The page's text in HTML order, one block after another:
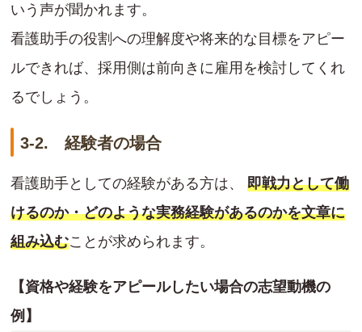
いう声が聞かれます。
看護助手の役割への理解度や将来的な目標をアピー
ルできれば、採用側は前向きに雇用を検討してくれ
るでしょう。
3-2. 経験者の場合
看護助手としての経験がある方は、 即戦力として働
けるのか・どのような実務経験があるのかを文章に
組み込むことが求められます。
【資格や経験をアピールしたい場合の志望動機の
例】